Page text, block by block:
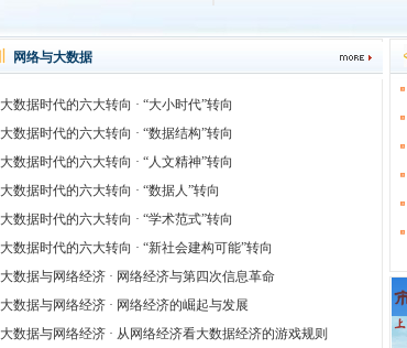
网络与大数据
大数据时代的六大转向 · “大小时代”转向
大数据时代的六大转向 · “数据结构”转向
大数据时代的六大转向 · “人文精神”转向
大数据时代的六大转向 · “数据人”转向
大数据时代的六大转向 · “学术范式”转向
大数据时代的六大转向 · “新社会建构可能”转向
大数据与网络经济 · 网络经济与第四次信息革命
大数据与网络经济 · 网络经济的崛起与发展
大数据与网络经济 · 从网络经济看大数据经济的游戏规则